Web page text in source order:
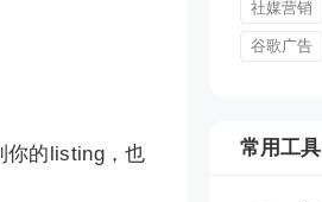
你的listing，也
社媒营销
谷歌广告
常用工具